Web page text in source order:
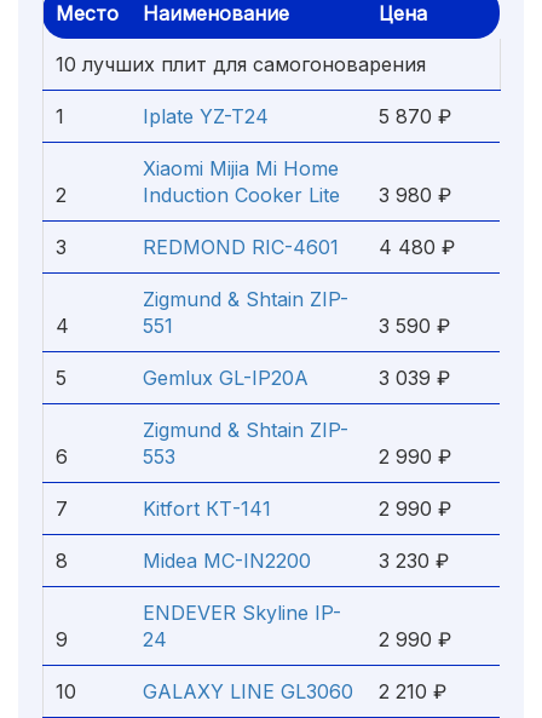
Место Наименование Цена
10 лучших плит для самогоноварения
1 Iplate YZ-T24 5 870 ₽
2
Xiaomi Mijia Mi Home
Induction Cooker Lite
3 980 ₽
3 REDMOND RIC-4601 4 480 ₽
4
Zigmund & Shtain ZIP-
551
3 590 ₽
5 Gemlux GL-IP20A 3 039 ₽
6
Zigmund & Shtain ZIP-
553
2 990 ₽
7 Kitfort КТ-141 2 990 ₽
8 Midea MC-IN2200 3 230 ₽
9
ENDEVER Skyline IP-
24
2 990 ₽
10 GALAXY LINE GL3060 2 210 ₽